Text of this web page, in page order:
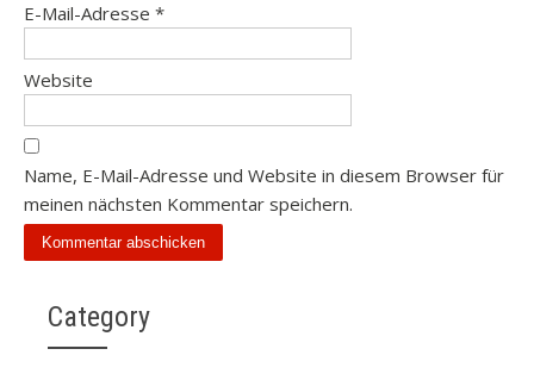
E-Mail-Adresse *
Website
Name, E-Mail-Adresse und Website in diesem Browser für
meinen nächsten Kommentar speichern.
Category